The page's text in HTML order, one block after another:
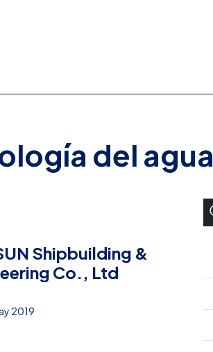
del agua
Shipbuilding &
Co., Ltd
2019